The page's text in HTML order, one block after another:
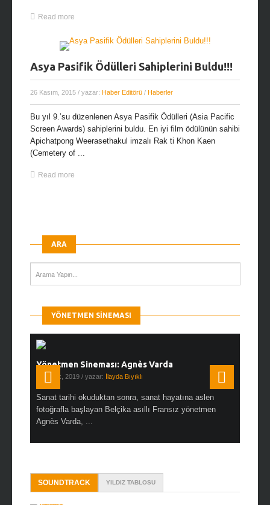
Read more
Asya Pasifik Ödülleri Sahiplerini Buldu!!!
26 Kasım, 2015 / yazar: Haber Editörü / Haberler
Bu yıl 9.’su düzenlenen Asya Pasifik Ödülleri (Asia Pacific
Screen Awards) sahiplerini buldu. En iyi film ödülünün sahibi
Apichatpong Weerasethakul imzalı Rak ti Khon Kaen
(Cemetery of ...
Read more
ARA
YÖNETMEN SINEMASI
Yönetmen Sineması: Agnès Varda
19 Ocak, 2019 / yazar: İlayda Bıyıklı
Sanat tarihi okuduktan sonra, sanat hayatına aslen
fotoğrafla başlayan Belçika asıllı Fransız yönetmen
Agnès Varda, ...
SOUNDTRACK YILDIZ TABLOSU